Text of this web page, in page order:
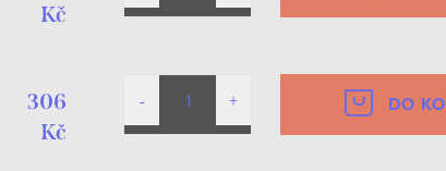
Kč
306
Kč
DO